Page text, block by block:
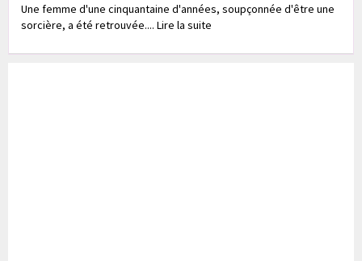
Une femme d'une cinquantaine d'années, soupçonnée d'être une
sorcière, a été retrouvée.... Lire la suite